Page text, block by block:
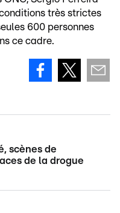
très strictes
600 personnes
ce cadre.
scènes de
de la drogue